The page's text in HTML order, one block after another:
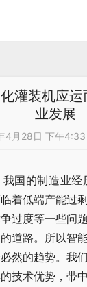
灌装机应
业发展
4月28日 下午4:33
国的制造业经
着低端产能过
过度等一些问
道路。所以智
然的趋势。我
技术优势，带